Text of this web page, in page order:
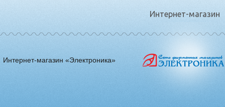
Интернет-магазин
Интернет-магазин «Электроника»